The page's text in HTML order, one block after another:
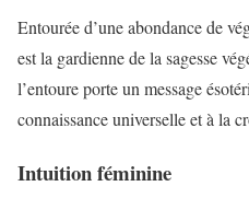
Entourée d’une abondance de
est la gardienne de la sagesse
l’entoure porte un message
connaissance universelle et à la
Intuition féminine